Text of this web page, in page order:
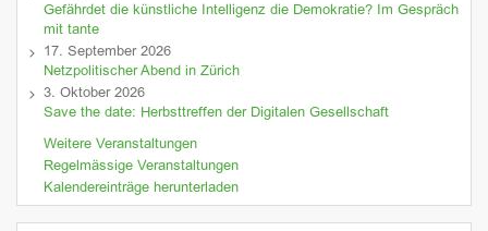
Gefährdet die künstliche Intelligenz die Demokratie? Im Gespräch
mit tante
17. September 2026
Netzpolitischer Abend in Zürich
3. Oktober 2026
Save the date: Herbsttreffen der Digitalen Gesellschaft
Weitere Veranstaltungen
Regelmässige Veranstaltungen
Kalendereinträge herunterladen